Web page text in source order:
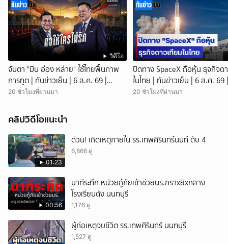
วิดีโอ
จับตา "มิน อ่อง หล่าย" ใช้ไทยฟื้นภาพ
การทูต | ทันข่าวเย็น | 6 ส.ค. 69 |
NationTV22
20 ชั่วโมงที่ผ่านมา
ปิดทาง SpaceX ถือหุ้น ธุจกิจด
ในไทย | ทันข่าวเย็น | 6 ส.ค. 69 |
NationTV22
20 ชั่วโมงที่ผ่านมา
คลิปวิดีโอแนะนำ
01:23
ด่วน! เกิดเหตุภายใน รร.เทพศิรินทร์นนท์ ดับ 4
6,866 ดู
00:56
นาทีระทึก หน่วยกู้ภัยเข้าช่วยนร.กราxยิxกลาง
โรงเรียนดัง นนทบุรี
1,176 ดู
ผู้ก่อเหตุจบชีวิต รร.เทพศิรินทร์ นนทบุรี
1,527 ดู